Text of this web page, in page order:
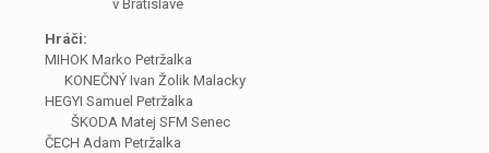
v Bratislave
Hráči:
MIHOK Marko Petržalka
KONEČNÝ Ivan Žolik Malacky
HEGYI Samuel Petržalka
ŠKODA Matej SFM Senec
ČECH Adam Petržalka